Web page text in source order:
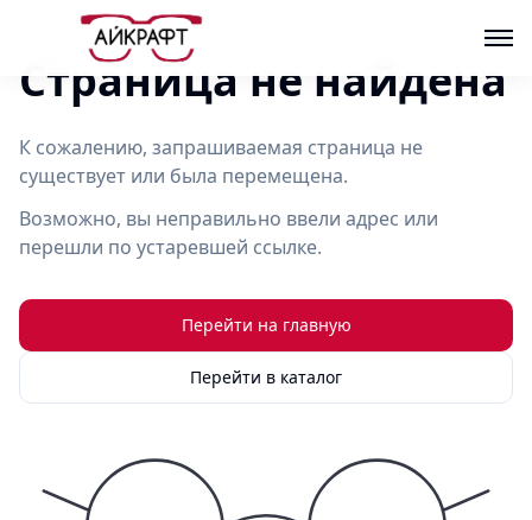
Страница не найдена
К сожалению, запрашиваемая страница не
существует или была перемещена.
Возможно, вы неправильно ввели адрес или
перешли по устаревшей ссылке.
Перейти на главную
Перейти в каталог